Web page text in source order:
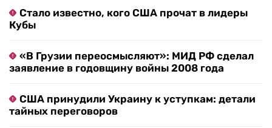
Стало известно, кого США прочат в лидеры
Кубы
«В Грузии переосмысляют»: МИД РФ сделал
заявление в годовщину войны 2008 года
США принудили Украину к уступкам: детали
тайных переговоров